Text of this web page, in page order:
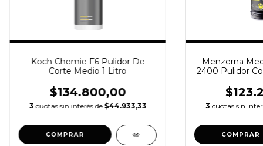
Koch Chemie F6 Pulidor De
Corte Medio 1 Litro
$134.800,00
3 cuotas sin interés de $44.933,33
Menzerna
2400 Pulidor
3 cuotas sin